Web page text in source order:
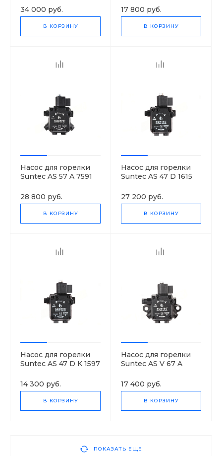
34 000 руб.
В КОРЗИНУ
17 800 руб.
В КОРЗИНУ
Насос для горелки
Suntec AS 57 A 7591
28 800 руб.
В КОРЗИНУ
Насос для горелки
Suntec AS 47 D 1615
27 200 руб.
В КОРЗИНУ
Насос для горелки
Suntec AS 47 D K 1597
14 300 руб.
В КОРЗИНУ
Насос для горелки
Suntec AS V 67 A
17 400 руб.
В КОРЗИНУ
ПОКАЗАТЬ ЕЩЕ